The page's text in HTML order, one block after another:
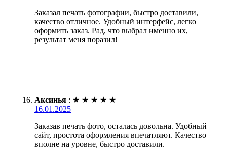
Заказал печать фотографии, быстро доставили,
качество отличное. Удобный интерфейс, легко
оформить заказ. Рад, что выбрал именно их,
результат меня поразил!
Аксинья : ★ ★ ★ ★ ★
16.01.2025
Заказав печать фото, осталась довольна. Удобный
сайт, простота оформления впечатляют. Качество
вполне на уровне, быстро доставили.